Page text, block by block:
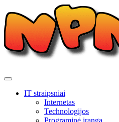
to
content
IT straipsniai
Internetas
Technologijos
Programinė įranga